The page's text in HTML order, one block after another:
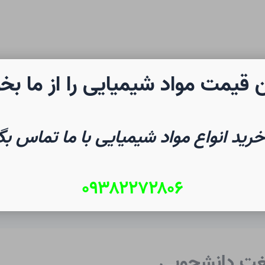
شیمی صفحه نخست
قیمت مواد شیمیایی را از ما
انواع مواد شیمیایی با ما تماس
۰۹۳۸۲۲۷۲۸۰۶